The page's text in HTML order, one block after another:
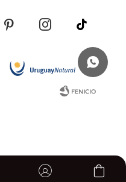
 